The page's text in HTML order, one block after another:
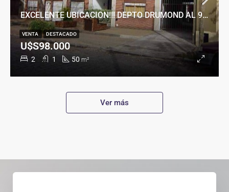
EXCELENTE UBICACION!!! DEPTO DRUMOND AL 900
2 1 50 m²
U$S98.000
VENTA DESTACADO
Ver más